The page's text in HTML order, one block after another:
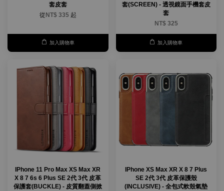
套皮套
從 NT$ 335 起
加入購物車
套(SCREEN) - 透視鏡面手機套皮
套
NT$ 325
加入購物車
IPhone 11 Pro Max XS Max XR
X 8 7 6s 6 Plus SE 2代 3代 皮革
保護套(BUCKLE) - 皮質翻蓋側掀
IPhone XS Max XR X 8 7 Plus
SE 2代 3代 皮革保護殼
(INCLUSIVE) - 全包式軟殼氣墊